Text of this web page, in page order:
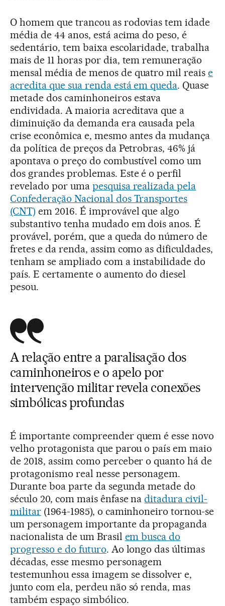
O homem que trancou as rodovias tem idade
média de 44 anos, está acima do peso, é
sedentário, tem baixa escolaridade, trabalha
mais de 11 horas por dia, tem remuneração
mensal média de menos de quatro mil reaise
acredita que sua renda está em queda. Quase
metade dos caminhoneiros estava
endividada. A maioria acreditava que a
diminuição da demanda era causada pela
crise econômica e, mesmo antes da mudança
da política de preços da Petrobras, 46% já
apontava o preço do combustível como um
dos grandes problemas. Este é o perfil
revelado por uma pesquisa realizada pela
Confederação Nacional dos Transportes
(CNT) em 2016. É improvável que algo
substantivo tenha mudado em dois anos. É
provável, porém, que a queda do número de
fretes e da renda, assim como as dificuldades,
tenham se ampliado com a instabilidade do
país. E certamente o aumento do diesel
pesou.
A relação entre a paralisação dos
caminhoneiros e o apelo por
intervenção militar revela conexões
simbólicas profundas
É importante compreender quem é esse novo
velho protagonista que parou o país em maio
de 2018, assim como perceber o quanto há de
protagonismo real nesse personagem.
Durante boa parte da segunda metade do
século 20, com mais ênfase naditadura civil-
militar(1964-1985), o caminhoneiro tornou-se
um personagem importante da propaganda
nacionalista de um Brasil em busca do
progresso e do futuro. Ao longo das últimas
décadas, esse mesmo personagem
testemunhou essa imagem se dissolver e,
junto com ela, perdeu não só renda, mas
também espaço simbólico.